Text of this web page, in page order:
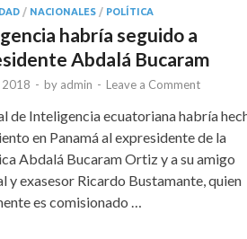
/ NACIONALES / POLÍTICA
habría seguido a
Abdalá Bucaram
2018 - by admin - Leave a Comment
de Inteligencia ecuatoriana habría
en Panamá al expresidente de la
Abdalá Bucaram Ortiz y a su amigo
y exasesor Ricardo Bustamante, quien
es comisionado …